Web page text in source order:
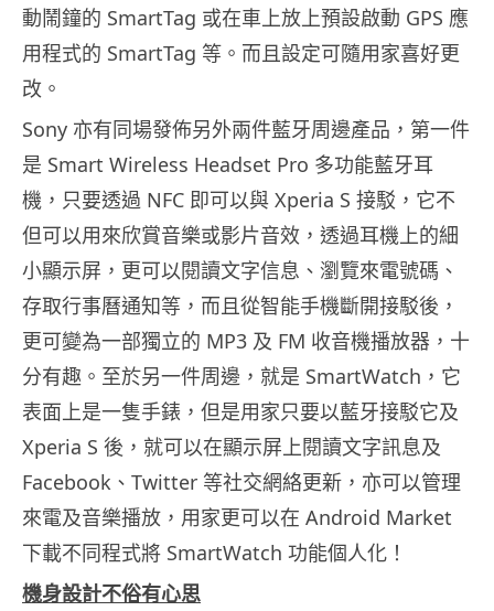
動鬧鐘的 SmartTag 或在車上放上預設啟動 GPS 應
用程式的 SmartTag 等。而且設定可隨用家喜好更
改。
Sony 亦有同場發佈另外兩件藍牙周邊產品，第一件
是 Smart Wireless Headset Pro 多功能藍牙耳
機，只要透過 NFC 即可以與 Xperia S 接駁，它不
但可以用來欣賞音樂或影片音效，透過耳機上的細
小顯示屏，更可以閱讀文字信息、瀏覽來電號碼、
存取行事曆通知等，而且從智能手機斷開接駁後，
更可變為一部獨立的 MP3 及 FM 收音機播放器，十
分有趣。至於另一件周邊，就是 SmartWatch，它
表面上是一隻手錶，但是用家只要以藍牙接駁它及
Xperia S 後，就可以在顯示屏上閱讀文字訊息及
Facebook、Twitter 等社交網絡更新，亦可以管理
來電及音樂播放，用家更可以在 Android Market
下載不同程式將 SmartWatch 功能個人化！
機身設計不俗有心思